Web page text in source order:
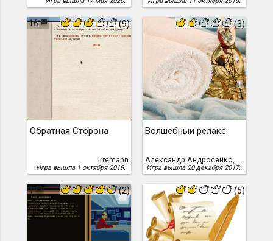
16 (9)
Обратная Сторона
Irremann
Игра вышла 1 октября 2019.
(3)
Волшебный релакс
Александр Андросенко, Антон Ласточкин
Игра вышла 20 декабря 2017.
1 (2) (5)